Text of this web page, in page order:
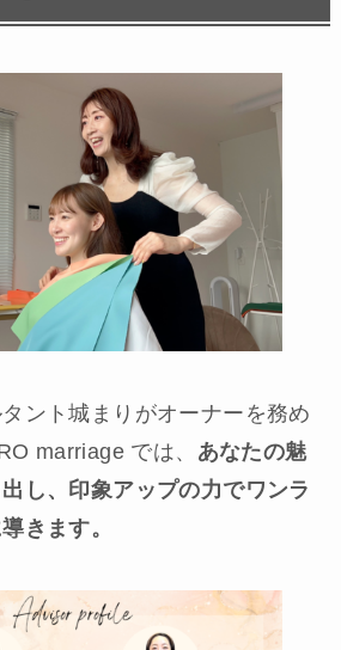
ント城まりがオーナーを務め
marriage では、 あなたの魅
し、印象アップの力でワンラ
きます。